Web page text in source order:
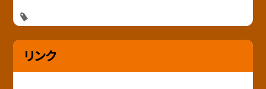
リンク